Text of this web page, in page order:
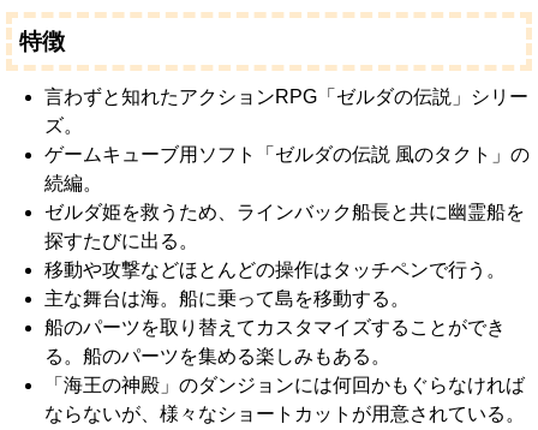
特徴
言わずと知れたアクションRPG「ゼルダの伝説」シリー
ズ。
ゲームキューブ用ソフト「ゼルダの伝説 風のタクト」の
続編。
ゼルダ姫を救うため、ラインバック船長と共に幽霊船を
探すたびに出る。
移動や攻撃などほとんどの操作はタッチペンで行う。
主な舞台は海。船に乗って島を移動する。
船のパーツを取り替えてカスタマイズすることができ
る。船のパーツを集める楽しみもある。
「海王の神殿」のダンジョンには何回かもぐらなければ
ならないが、様々なショートカットが用意されている。